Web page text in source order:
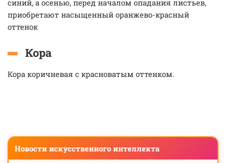
синий, а осенью, перед началом опадания листьев,
приобретают насыщенный оранжево-красный
оттенок
Кора
Кора коричневая с красноватым оттенком.
Новости искусственного интеллекта